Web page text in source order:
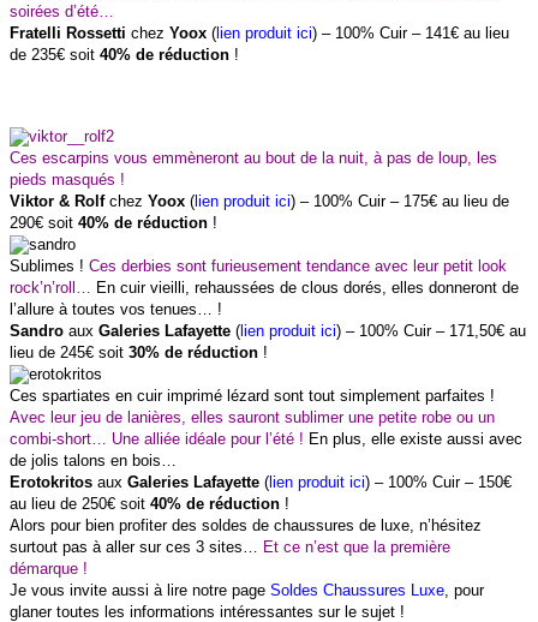
soirées d’été…
Fratelli Rossetti chez Yoox (lien produit ici) – 100% Cuir – 141€ au lieu
de 235€ soit 40% de réduction !
Ces escarpins vous emmèneront au bout de la nuit, à pas de loup, les
pieds masqués !
Viktor & Rolfchez Yoox (lien produit ici) – 100% Cuir – 175€ au lieu de
290€ soit 40% de réduction !
Sublimes ! Ces derbies sont furieusement tendance avec leur petit look
rock’n’roll…
En cuir vieilli, rehaussées de clous dorés, elles donneront de
l’allure à toutes vos tenues… !
Sandro aux Galeries Lafayette (lien produit ici) – 100% Cuir – 171,50€ au
lieu de 245€ soit 30% de réduction !
Ces spartiates en cuir imprimé lézard sont tout simplement parfaites !
Avec leur jeu de lanières, elles sauront sublimer une petite robe ou un
combi-short… Une alliée idéale pour l’été ! En plus, elle existe aussi avec
de jolis talons en bois…
Erotokritos aux Galeries Lafayette (lien produit ici) – 100% Cuir – 150€
au lieu de 250€ soit 40% de réduction !
Alors pour bien profiter des soldes de chaussures de luxe, n’hésitez
surtout pas à aller sur ces 3 sites… Et ce n’est que la première
démarque !
Je vous invite aussi à lire notre page Soldes Chaussures Luxe , pour
glaner toutes les informations intéressantes sur le sujet !